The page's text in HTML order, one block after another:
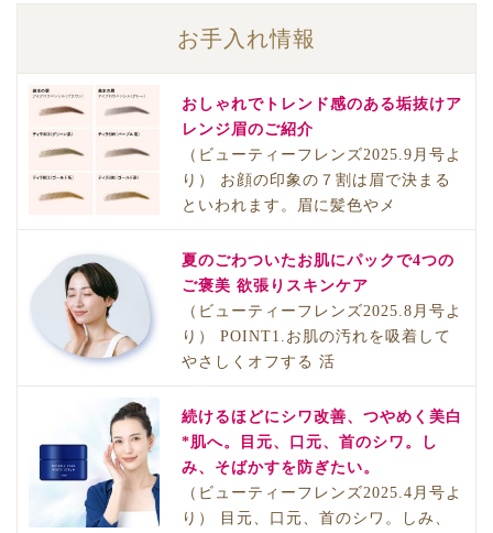
お手入れ情報
おしゃれでトレンド感のある垢抜けア
レンジ眉のご紹介
（ビューティーフレンズ2025.9月号よ
り） お顔の印象の７割は眉で決まる
といわれます。眉に髪色やメ
夏のごわついたお肌にパックで4つの
ご褒美 欲張りスキンケア
（ビューティーフレンズ2025.8月号よ
り） POINT1.お肌の汚れを吸着して
やさしくオフする 活
続けるほどにシワ改善、つやめく美白
*肌へ。目元、口元、首のシワ。し
み、そばかすを防ぎたい。
（ビューティーフレンズ2025.4月号よ
り） 目元、口元、首のシワ。しみ、